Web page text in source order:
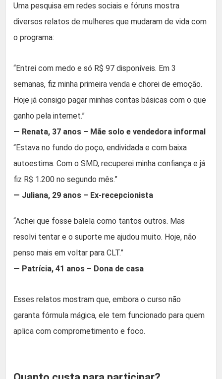
Uma pesquisa em redes sociais e fóruns mostra
diversos relatos de mulheres que mudaram de vida com
o programa:
“Entrei com medo e só R$ 97 disponíveis. Em 3
semanas, fiz minha primeira venda e chorei de emoção.
Hoje já consigo pagar minhas contas básicas com o que
ganho pela internet.”
— Renata, 37 anos – Mãe solo e vendedora informal
“Estava no fundo do poço, endividada e com baixa
autoestima. Com o SMD, recuperei minha confiança e já
fiz R$ 1.200 no segundo mês.”
— Juliana, 29 anos – Ex-recepcionista
“Achei que fosse balela como tantos outros. Mas
resolvi tentar e o suporte me ajudou muito. Hoje, não
penso mais em voltar para CLT.”
— Patrícia, 41 anos – Dona de casa
Esses relatos mostram que, embora o curso não
garanta fórmula mágica, ele tem funcionado para quem
aplica com comprometimento e foco.